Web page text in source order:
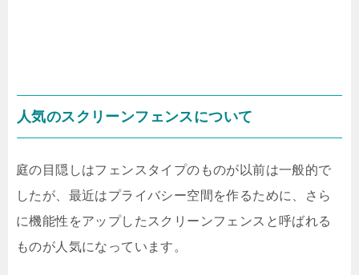
人気のスクリーンフェンスについて
庭の目隠しはフェンスタイプのものが以前は一般的で
したが、最近はプライバシー空間を作るために、さら
に機能性をアップしたスクリーンフェンスと呼ばれる
ものが人気になっています。